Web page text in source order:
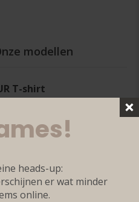
modellen
T-shirt
en een trendy
mooiegroene kleur
look. De
in de letters geven het
heads-up:
er wat minder
online.